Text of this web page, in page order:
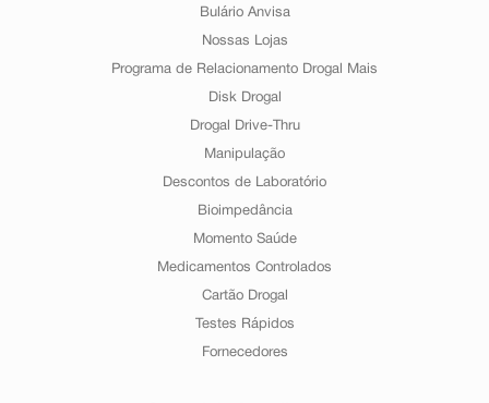
Bulário Anvisa
Nossas Lojas
Programa de Relacionamento Drogal Mais
Disk Drogal
Drogal Drive-Thru
Manipulação
Descontos de Laboratório
Bioimpedância
Momento Saúde
Medicamentos Controlados
Cartão Drogal
Testes Rápidos
Fornecedores